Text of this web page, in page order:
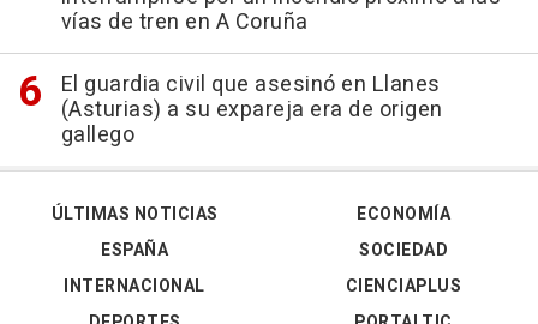
vías de tren en A Coruña
El guardia civil que asesinó en Llanes
(Asturias) a su expareja era de origen
gallego
ÚLTIMAS NOTICIAS
ESPAÑA
INTERNACIONAL
ECONOMÍA
SOCIEDAD
CIENCIAPLUS